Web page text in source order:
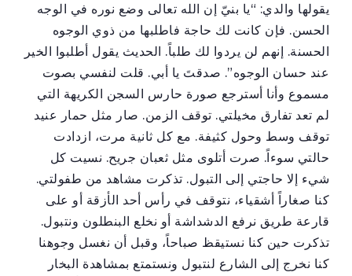
يقولها والدي: “يا بنيّ إن الله تعالى وضع نوره في الوجه
الحسن. فإن كانت لك حاجة فاطلبها من ذوي الوجوه
الحسنة. إنهم لن يردوا لك طلباً. الحديث يقول أطلبوا الخير
عند حسان الوجوه”. صدقتَ يا أبي. قلت لنفسي بصوت
مسموع وأنا أسترجع صورة حارس السجن الكريهة التي
لم تعد تفارق مخيلتي. توقف الزمن. صار مثل حمار عنيد
توقف وسط وحول كثيفة. مع كل ثانية مرت، ازدادت
حالتي سوءاً. صرت أتلوى مثل ثعبان جريح. نسيت كل
شيء إلا حاجتي إلى التبول. تذكرت مشاهد من طفولتي.
كنا صغاراً أشقياء، نتوقف في رأس أحد الأزقة أو على
قارعة طريق نرفع الدشداشة أو نخلع البنطلون ونتبول.
تذكرت حين كنا نستيقظ صباحاً، وقبل أن نغسل وجوهنا
كنا نخرج إلى الشارع لنتبول ونستمتع بمشاهدة البخار